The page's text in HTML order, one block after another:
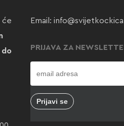
će
do
Email:
PRIJAVA ZA